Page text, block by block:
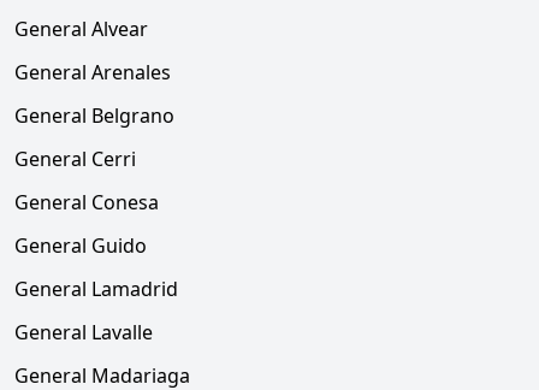
General Alvear
General Arenales
General Belgrano
General Cerri
General Conesa
General Guido
General Lamadrid
General Lavalle
General Madariaga